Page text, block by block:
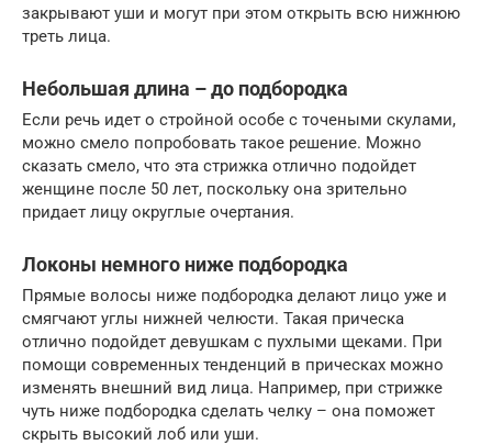
закрывают уши и могут при этом открыть всю нижнюю
треть лица.
Небольшая длина – до подбородка
Если речь идет о стройной особе с точеными скулами,
можно смело попробовать такое решение. Можно
сказать смело, что эта стрижка отлично подойдет
женщине после 50 лет, поскольку она зрительно
придает лицу округлые очертания.
Локоны немного ниже подбородка
Прямые волосы ниже подбородка делают лицо уже и
смягчают углы нижней челюсти. Такая прическа
отлично подойдет девушкам с пухлыми щеками. При
помощи современных тенденций в прическах можно
изменять внешний вид лица. Например, при стрижке
чуть ниже подбородка сделать челку – она поможет
скрыть высокий лоб или уши.